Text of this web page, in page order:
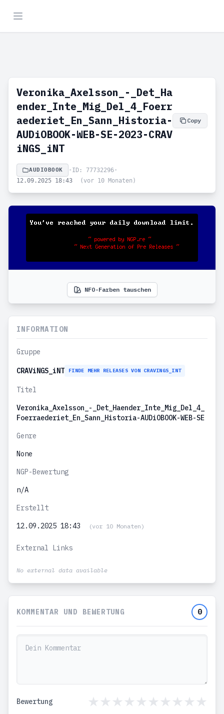
Veronika_Axelsson_-_Det_Ha
ender_Inte_Mig_Del_4_Foerr
aederiet_En_Sann_Historia-
AUDiOBOOK-WEB-SE-2023-CRAV
iNGS_iNT
Copy
AUDIOBOOK • ID: 77732296•
12.09.2025 18:43
(vor 10 Monaten)
NFO-Farben tauschen
INFORMATION
Gruppe
CRAViNGS_iNT FINDE MEHR RELEASES VON CRAVINGS_INT
Titel
Veronika_Axelsson_-_Det_Haender_Inte_Mig_Del_4_
Foerraederiet_En_Sann_Historia-AUDiOBOOK-WEB-SE
Genre
None
NGP-Bewertung
n/A
Erstellt
12.09.2025 18:43
(vor 10 Monaten)
External Links
No external data available
KOMMENTAR UND BEWERTUNG 0
Bewertung